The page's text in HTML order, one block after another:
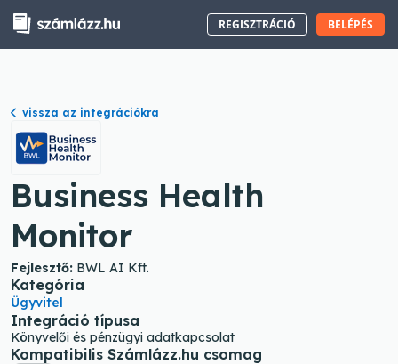
REGISZTRÁCIÓ BELÉPÉS
vissza az integrációkra
Business Health
Monitor
Fejlesztő: BWL AI Kft.
Kategória
Ügyvitel
Integráció típusa
Könyvelői és pénzügyi adatkapcsolat
Kompatibilis Számlázz.hu csomag